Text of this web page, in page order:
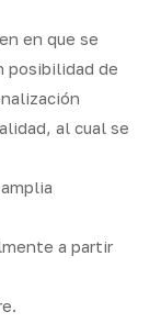
en que se
posibilidad de
al cual se
a partir